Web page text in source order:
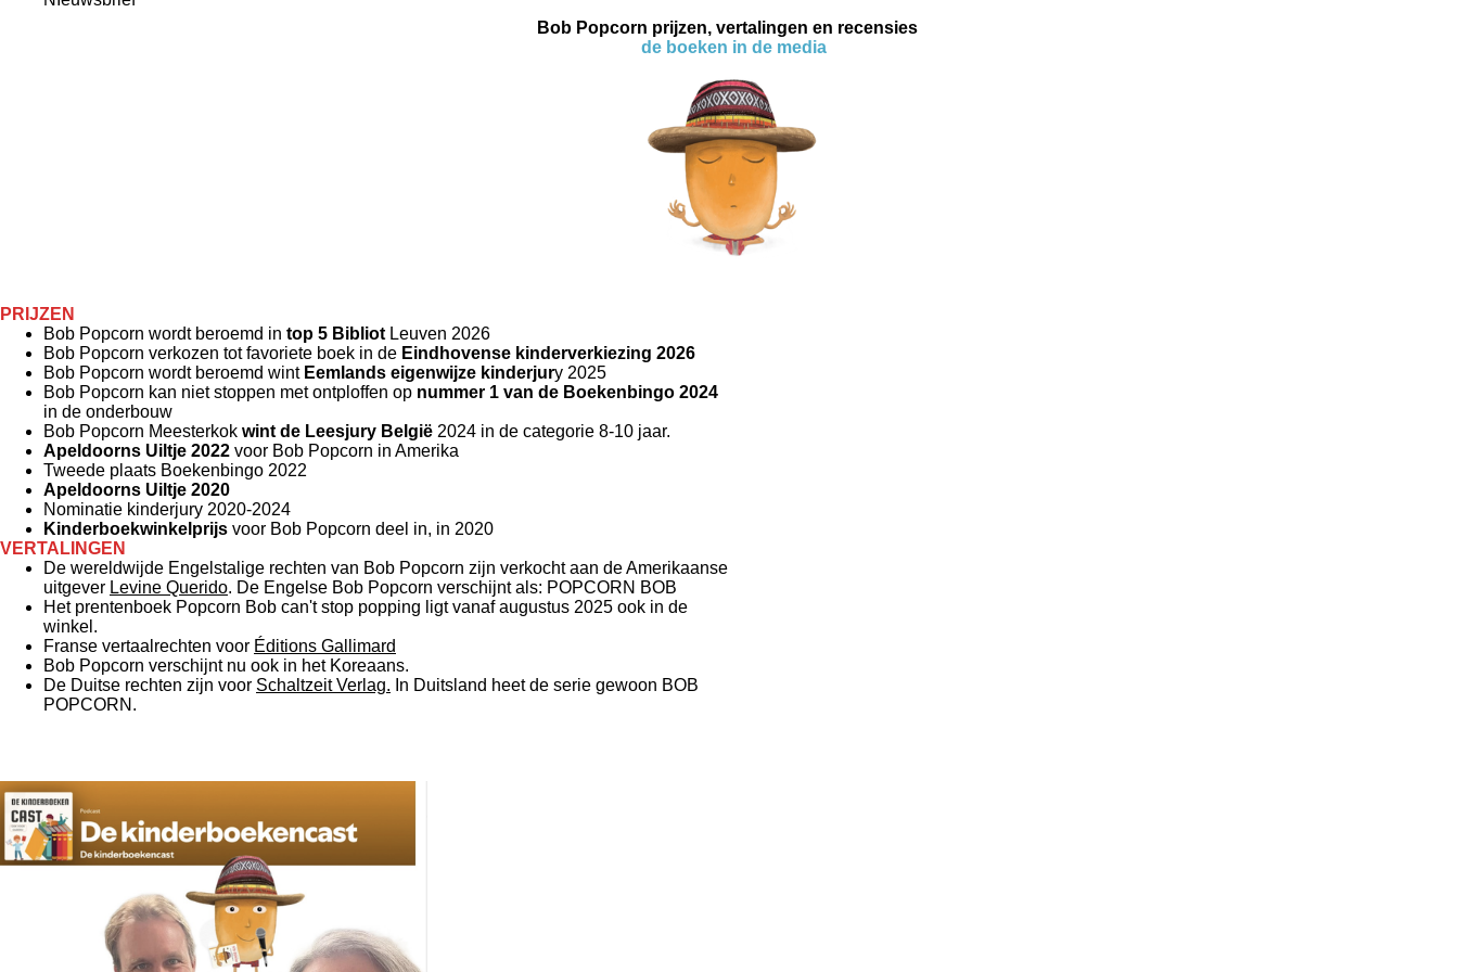
Bob Popcorn prijzen, vertalingen en recensies
de boeken in de media
PRIJZEN
Bob Popcorn wordt beroemd in top 5 Bibliot Leuven 2026
Bob Popcorn verkozen tot favoriete boek in de Eindhovense kinderverkiezing 2026
Bob Popcorn wordt beroemd wint Eemlands eigenwijze kinderjury 2025
Bob Popcorn kan niet stoppen met ontploffen op nummer 1 van de Boekenbingo 2024
in de onderbouw
Bob Popcorn Meesterkok wint de Leesjury België 2024 in de categorie 8-10 jaar.
Apeldoorns Uiltje 2022 voor Bob Popcorn in Amerika
Tweede plaats Boekenbingo 2022
Apeldoorns Uiltje 2020
Nominatie kinderjury 2020-2024
Kinderboekwinkelprijs voor Bob Popcorn deel in, in 2020
VERTALINGEN
De wereldwijde Engelstalige rechten van Bob Popcorn zijn verkocht aan de Amerikaanse
uitgever Levine Querido. De Engelse Bob Popcorn verschijnt als: POPCORN BOB
Het prentenboek Popcorn Bob can't stop popping ligt vanaf augustus 2025 ook in de
winkel.
Franse vertaalrechten voor Éditions Gallimard
Bob Popcorn verschijnt nu ook in het Koreaans.
De Duitse rechten zijn voor Schaltzeit Verlag. In Duitsland heet de serie gewoon BOB
POPCORN.